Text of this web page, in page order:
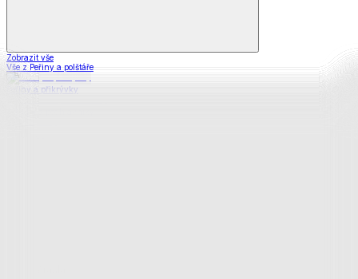
Zobrazit vše
Vše z Peřiny a polštáře
Peřiny a přikrývky